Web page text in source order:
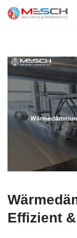
Effizient